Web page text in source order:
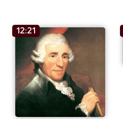
12:21